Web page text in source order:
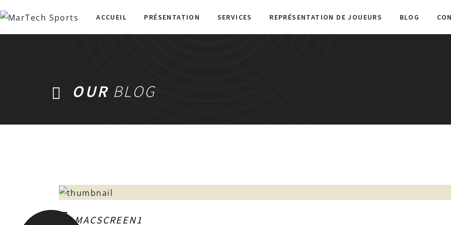
ACCUEIL PRÉSENTATION SERVICES REPRÉSENTATION DE JOUEURS BLOG
OUR BLOG
MACSCREEN1